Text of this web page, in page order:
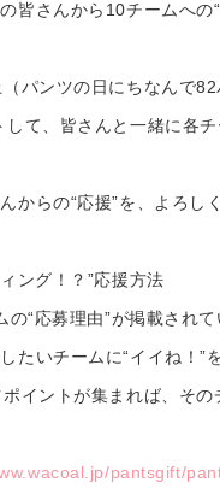
ピックス
皆さんから10チームへの
パンツの日にちなんで
して、皆さんと一緒に各
からの“応援”を、よろし
ング！？”応援方法
“応募理由”が掲載されて
たいチームに“イイね！”
イントが集まれば、その
pantsgift/